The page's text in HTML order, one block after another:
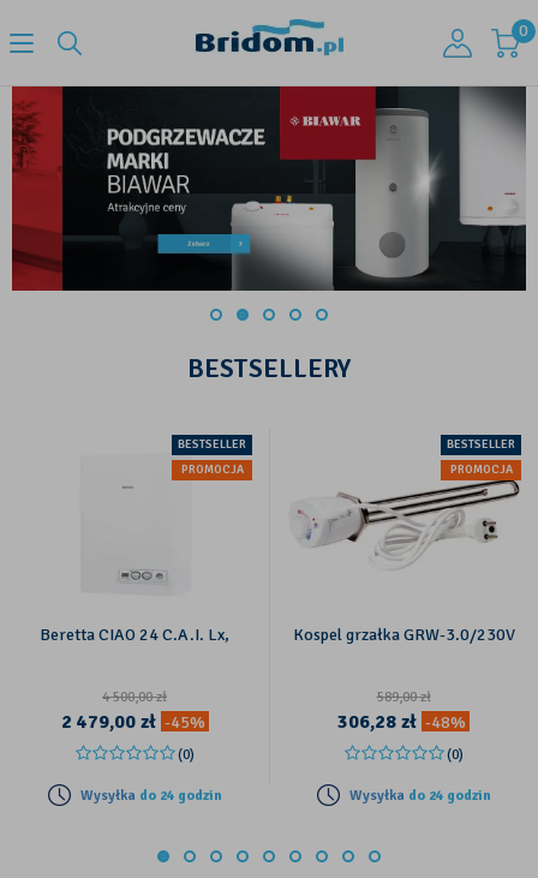
0
BESTSELLERY
BESTSELLER
PROMOCJA
Beretta CIAO 24 C.A.I. Lx,
4 500,00zł
2 479,00 zł -45%
(0)
Wysyłka do 24 godzin
BESTSELLER
PROMOCJA
Kospel grzałka GRW-3.0/230V
589,00zł
306,28 zł -48%
(0)
Wysyłka do 24 godzin